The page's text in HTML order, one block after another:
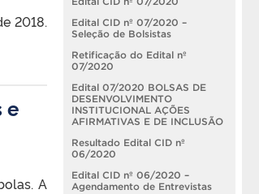
2018.
e
A
Edital CID nº 07/2020 –
Seleção de Bolsistas
Retificação do Edital nº
07/2020
Edital 07/2020 BOLSAS DE
DESENVOLVIMENTO
INSTITUCIONAL AÇÕES
AFIRMATIVAS E DE INCLUSÃO
Resultado Edital CID nº
06/2020
Edital CID nº 06/2020 –
Agendamento de Entrevistas